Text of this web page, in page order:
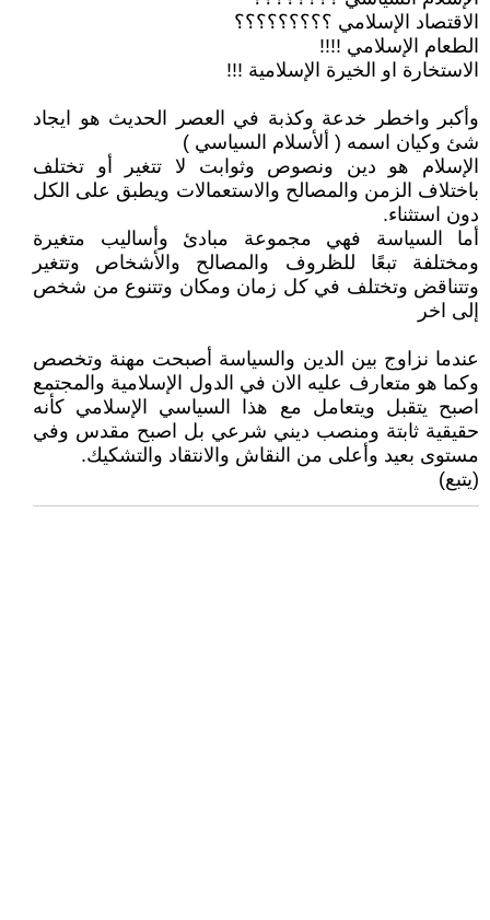
الاقتصاد الإسلامي ؟؟؟؟؟؟؟؟؟
الطعام الإسلامي !!!!
الاستخارة او الخيرة الإسلامية !!!
وأكبر واخطر خدعة وكذبة في العصر الحديث هو ايجاد
شئ وكيان اسمه ( ألأسلام السياسي )
الإسلام هو دين ونصوص وثوابت لا تتغير أو تختلف
باختلاف الزمن والمصالح والاستعمالات ويطبق على الكل
دون استثناء.
أما السياسة فهي مجموعة مبادئ وأساليب متغيرة
ومختلفة تبعًا للظروف والمصالح والأشخاص وتتغير
وتتناقض وتختلف في كل زمان ومكان وتتنوع من شخص
إلى اخر
عندما نزاوج بين الدين والسياسة أصبحت مهنة وتخصص
وكما هو متعارف عليه الان في الدول الإسلامية والمجتمع
اصبح يتقبل ويتعامل مع هذا السياسي الإسلامي كأنه
حقيقية ثابتة ومنصب ديني شرعي بل اصبح مقدس وفي
مستوى بعيد وأعلى من النقاش والانتقاد والتشكيك.
(يتبع)